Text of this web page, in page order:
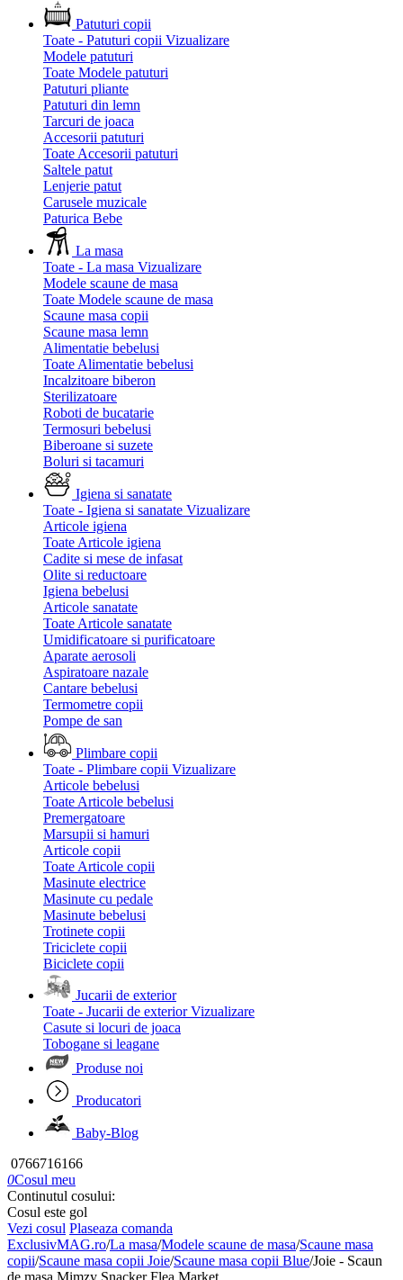
Patuturi copii
Toate - Patuturi copii Vizualizare
Modele patuturi
Toate Modele patuturi
Patuturi pliante
Patuturi din lemn
Tarcuri de joaca
Accesorii patuturi
Toate Accesorii patuturi
Saltele patut
Lenjerie patut
Carusele muzicale
Paturica Bebe
La masa
Toate - La masa Vizualizare
Modele scaune de masa
Toate Modele scaune de masa
Scaune masa copii
Scaune masa lemn
Alimentatie bebelusi
Toate Alimentatie bebelusi
Incalzitoare biberon
Sterilizatoare
Roboti de bucatarie
Termosuri bebelusi
Biberoane si suzete
Boluri si tacamuri
Igiena si sanatate
Toate - Igiena si sanatate Vizualizare
Articole igiena
Toate Articole igiena
Cadite si mese de infasat
Olite si reductoare
Igiena bebelusi
Articole sanatate
Toate Articole sanatate
Umidificatoare si purificatoare
Aparate aerosoli
Aspiratoare nazale
Cantare bebelusi
Termometre copii
Pompe de san
Plimbare copii
Toate - Plimbare copii Vizualizare
Articole bebelusi
Toate Articole bebelusi
Premergatoare
Marsupii si hamuri
Articole copii
Toate Articole copii
Masinute electrice
Masinute cu pedale
Masinute bebelusi
Trotinete copii
Triciclete copii
Biciclete copii
Jucarii de exterior
Toate - Jucarii de exterior Vizualizare
Casute si locuri de joaca
Tobogane si leagane
Produse noi
Producatori
Baby-Blog
0766716166
0Cosul meu
Continutul cosului:
Cosul este gol
Vezi cosul Plaseaza comanda
ExclusivMAG.ro/La masa/Modele scaune de masa/Scaune masa
copii/Scaune masa copii Joie/Scaune masa copii Blue/Joie - Scaun
de masa Mimzy Snacker Flea Market